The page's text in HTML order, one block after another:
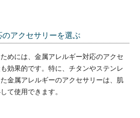
アクセサリーを選ぶ
めには、金属アレルギー対応のアクセ
効果的です。特に、チタンやステンレ
金属アレルギーのアクセサリーは、肌
て使用できます。